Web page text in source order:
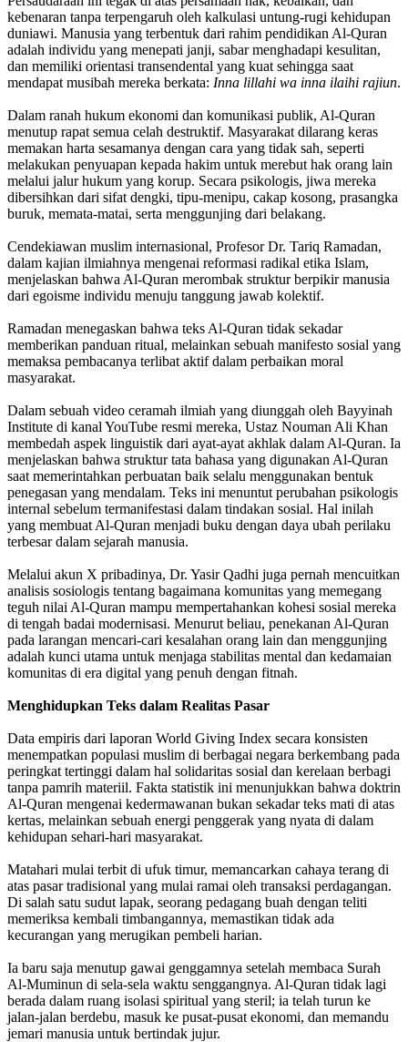
kebenaran tanpa terpengaruh oleh kalkulasi untung-rugi kehidupan
duniawi. Manusia yang terbentuk dari rahim pendidikan Al-Quran
adalah individu yang menepati janji, sabar menghadapi kesulitan,
dan memiliki orientasi transendental yang kuat sehingga saat
mendapat musibah mereka berkata: Inna lillahi wa inna ilaihi rajiun.
Dalam ranah hukum ekonomi dan komunikasi publik, Al-Quran
menutup rapat semua celah destruktif. Masyarakat dilarang keras
memakan harta sesamanya dengan cara yang tidak sah, seperti
melakukan penyuapan kepada hakim untuk merebut hak orang lain
melalui jalur hukum yang korup. Secara psikologis, jiwa mereka
dibersihkan dari sifat dengki, tipu-menipu, cakap kosong, prasangka
buruk, memata-matai, serta menggunjing dari belakang.
Cendekiawan muslim internasional, Profesor Dr. Tariq Ramadan,
dalam kajian ilmiahnya mengenai reformasi radikal etika Islam,
menjelaskan bahwa Al-Quran merombak struktur berpikir manusia
dari egoisme individu menuju tanggung jawab kolektif.
Ramadan menegaskan bahwa teks Al-Quran tidak sekadar
memberikan panduan ritual, melainkan sebuah manifesto sosial yang
memaksa pembacanya terlibat aktif dalam perbaikan moral
masyarakat.
Dalam sebuah video ceramah ilmiah yang diunggah oleh Bayyinah
Institute di kanal YouTube resmi mereka, Ustaz Nouman Ali Khan
membedah aspek linguistik dari ayat-ayat akhlak dalam Al-Quran. Ia
menjelaskan bahwa struktur tata bahasa yang digunakan Al-Quran
saat memerintahkan perbuatan baik selalu menggunakan bentuk
penegasan yang mendalam. Teks ini menuntut perubahan psikologis
internal sebelum termanifestasi dalam tindakan sosial. Hal inilah
yang membuat Al-Quran menjadi buku dengan daya ubah perilaku
terbesar dalam sejarah manusia.
Melalui akun X pribadinya, Dr. Yasir Qadhi juga pernah mencuitkan
analisis sosiologis tentang bagaimana komunitas yang memegang
teguh nilai Al-Quran mampu mempertahankan kohesi sosial mereka
di tengah badai modernisasi. Menurut beliau, penekanan Al-Quran
pada larangan mencari-cari kesalahan orang lain dan menggunjing
adalah kunci utama untuk menjaga stabilitas mental dan kedamaian
komunitas di era digital yang penuh dengan fitnah.
Menghidupkan Teks dalam Realitas Pasar
Data empiris dari laporan World Giving Index secara konsisten
menempatkan populasi muslim di berbagai negara berkembang pada
peringkat tertinggi dalam hal solidaritas sosial dan kerelaan berbagi
tanpa pamrih materiil. Fakta statistik ini menunjukkan bahwa doktrin
Al-Quran mengenai kedermawanan bukan sekadar teks mati di atas
kertas, melainkan sebuah energi penggerak yang nyata di dalam
kehidupan sehari-hari masyarakat.
Matahari mulai terbit di ufuk timur, memancarkan cahaya terang di
atas pasar tradisional yang mulai ramai oleh transaksi perdagangan.
Di salah satu sudut lapak, seorang pedagang buah dengan teliti
memeriksa kembali timbangannya, memastikan tidak ada
kecurangan yang merugikan pembeli harian.
Ia baru saja menutup gawai genggamnya setelah membaca Surah
Al-Muminun di sela-sela waktu senggangnya. Al-Quran tidak lagi
berada dalam ruang isolasi spiritual yang steril; ia telah turun ke
jalan-jalan berdebu, masuk ke pusat-pusat ekonomi, dan memandu
jemari manusia untuk bertindak jujur.